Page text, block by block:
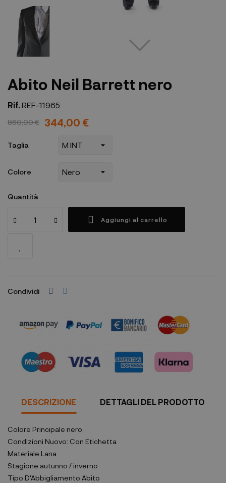
Abito Neil Barrett nero
Rif.REF-11965
860,00 € 344,00 €
Taglia
Colore
Quantità
Aggiungi al carrello
Condividi
DESCRIZIONE DETTAGLI DEL PRODOTTO
Colore Principale nero
Condizioni Nuovo: Con Etichetta
Materiale Lana
Stagione autunno / inverno
Tipo D'Abbigliamento Abito